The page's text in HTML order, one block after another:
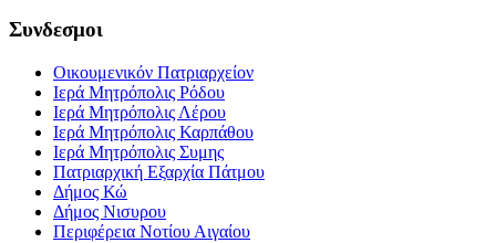
Συνδεσμοι
Οικουμενικόν Πατριαρχείον
Ιερά Μητρόπολις Ρόδου
Ιερά Μητρόπολις Λέρου
Ιερά Μητρόπολις Καρπάθου
Ιερά Μητρόπολις Συμης
Πατριαρχική Εξαρχία Πάτμου
Δήμος Κώ
Δήμος Νισυρου
Περιφέρεια Νοτίου Αιγαίου